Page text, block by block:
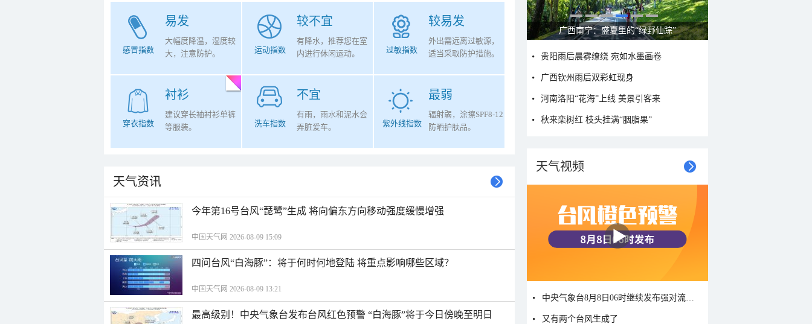
易发
感冒指数
大幅度降温，湿度较
大，注意防护。
较不宜
运动指数
有降水，推荐您在室
内进行休闲运动。
较易发
过敏指数
外出需远离过敏源，
适当采取防护措施。
衬衫
穿衣指数
建议穿长袖衬衫单裤
等服装。
不宜
洗车指数
有雨，雨水和泥水会
弄脏爱车。
最弱
紫外线指数
辐射弱，涂擦SPF8-12
防晒护肤品。
天气资讯
今年第16号台风“琵鹭”生成 将向偏东方向移动强度缓慢增强
中国天气网 2026-08-09 15:09
四问台风“白海豚”：将于何时何地登陆 将重点影响哪些区域？
中国天气网 2026-08-09 13:21
最高级别！中央气象台发布台风红色预警 “白海豚”将于今日傍晚至明日
广西南宁：盛夏里的“绿野仙踪”
贵阳雨后晨雾缭绕 宛如水墨画卷
广西钦州雨后双彩虹现身
河南洛阳“花海”上线 美景引客来
秋来栾树红 枝头挂满“胭脂果”
天气视频
又有两个台风生成了